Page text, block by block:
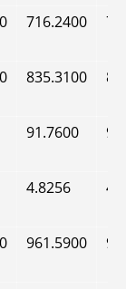
716.2400
835.3100
91.7600
4.8256
961.5900